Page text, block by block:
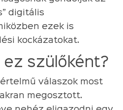
digitális
ezek is
kockázatokat.
ez szülőként?
válaszok most
megosztott.